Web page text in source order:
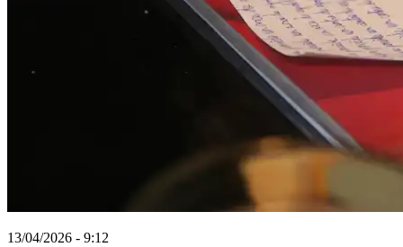
13/04/2026 - 9:12